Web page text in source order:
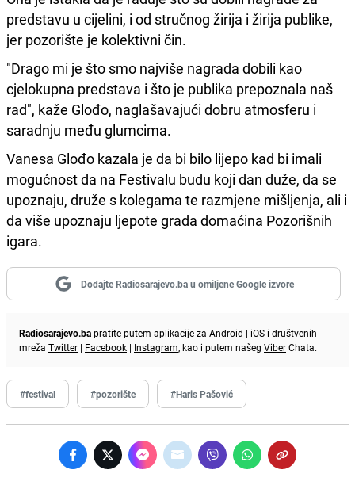
predstavu u cijelini, i od stručnog žirija i žirija publike,
jer pozorište je kolektivni čin.
"Drago mi je što smo najviše nagrada dobili kao
cjelokupna predstava i što je publika prepoznala naš
rad", kaže Glođo, naglašavajući dobru atmosferu i
saradnju među glumcima.
Vanesa Glođo kazala je da bi bilo lijepo kad bi imali
mogućnost da na Festivalu budu koji dan duže, da se
upoznaju, druže s kolegama te razmjene mišljenja, ali i
da više upoznaju ljepote grada domaćina Pozorišnih
igara.
Dodajte Radiosarajevo.ba u omiljene Google izvore
Radiosarajevo.bapratite putem aplikacije za Android | iOS i društvenih
mreža Twitter | Facebook | Instagram, kao i putem našeg ViberChata.
#festival #pozorište #Haris Pašović